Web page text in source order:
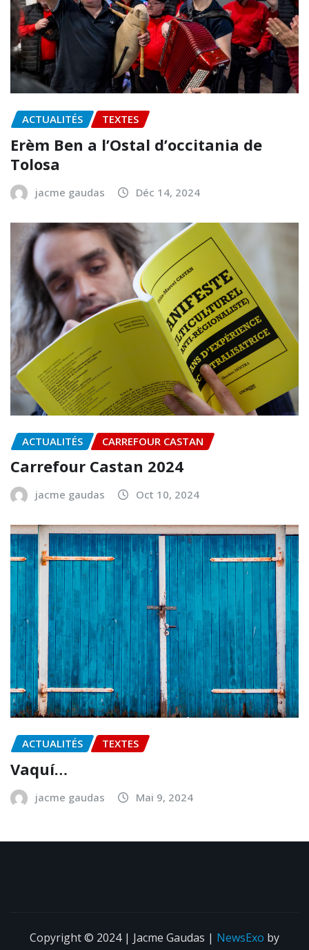
ACTUALITÉS TEXTES
Erèm Ben a l’Ostal d’occitania de
Tolosa
jacme gaudas Déc 14, 2024
ACTUALITÉS CARREFOUR CASTAN
Carrefour Castan 2024
jacme gaudas Oct 10, 2024
ACTUALITÉS TEXTES
Vaquí…
jacme gaudas Mai 9, 2024
Copyright © 2024 | Jacme Gaudas | NewsExo by